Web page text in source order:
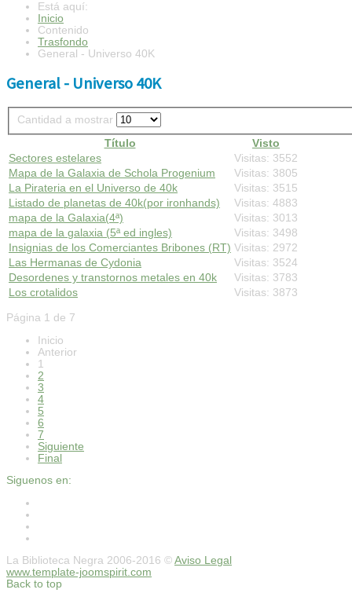
Está aquí:
Inicio
Contenido
Trasfondo
General - Universo 40K
General - Universo 40K
Cantidad a mostrar
Título
Visto
Sectores estelares
Visitas: 3552
Mapa de la Galaxia de Schola Progenium
Visitas: 3805
La Pirateria en el Universo de 40k
Visitas: 3515
Listado de planetas de 40k(por ironhands)
Visitas: 4883
mapa de la Galaxia(4ª)
Visitas: 3013
mapa de la galaxia (5ª ed ingles)
Visitas: 3498
Insignias de los Comerciantes Bribones (RT) Visitas: 2972
Las Hermanas de Cydonia
Visitas: 3524
Desordenes y transtornos metales en 40k
Visitas: 3783
Los crotalidos
Visitas: 3873
Página 1 de 7
Inicio
Anterior
1
2
3
4
5
6
7
Siguiente
Final
Siguenos en:
La Biblioteca Negra 2006-2016 © Aviso Legal
www.template-joomspirit.com
Back to top